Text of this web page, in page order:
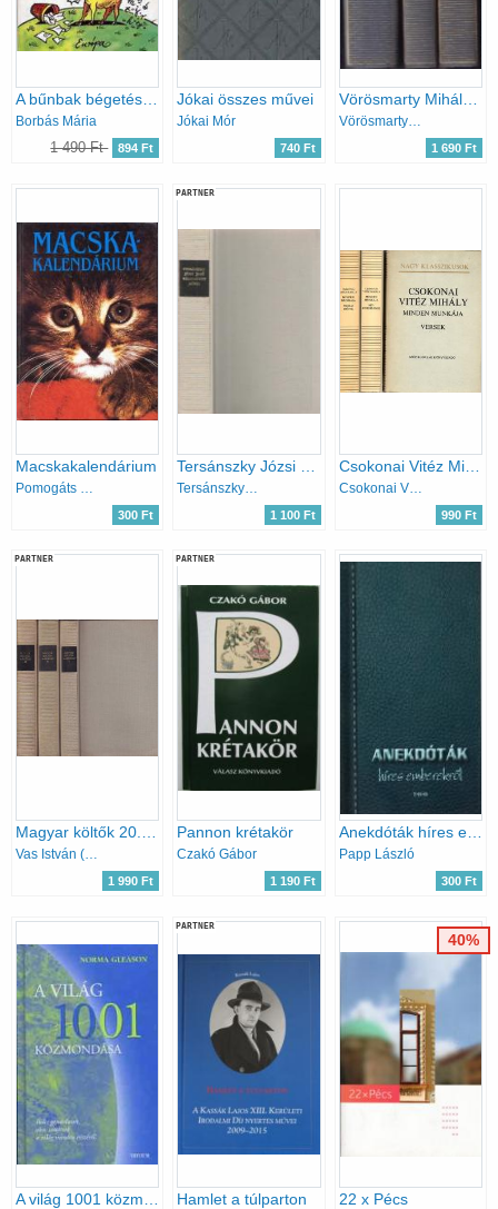
A bűnbak bégetése, avagy gyöngyszemek a papírkosárból
Borbás Mária
1 490 Ft 894 Ft
Jókai összes művei
Jókai Mór
740 Ft
Vörösmarty Mihály válogatott művei I-III.
Vörösmarty Mihály
1 690 Ft
Macskakalendárium
Pomogáts Béla
300 Ft
PARTNER
Tersánszky Józsi Jenő
1 100 Ft
Csokonai Vitéz Mihály minden munkája I-III. Versek-Műfordítások-Prózai művek
Csokonai Vitéz Mihály
990 Ft
PARTNER
Magyar költők 20. század I-III. (Magyar remekírók)
Vas István (válogatta)
1 990 Ft
PARTNER
Pannon krétakör
Czakó Gábor
1 190 Ft
Anekdóták híres emberekről
Papp László
300 Ft
PARTNER
Hamlet a túlparton 22 x Pécs
40%